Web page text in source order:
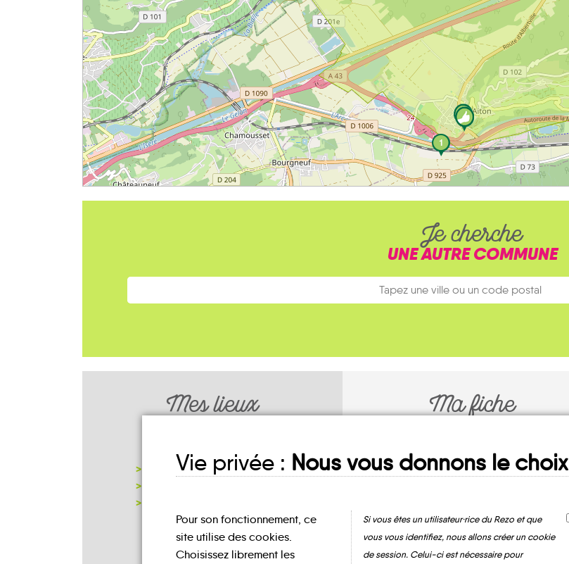
1
Je cherche
UNE AUTRE COMMUNE
Mes lieux
MAISON CANTONALE
Ma fiche
Vie privée : Nous vous donnons le choix
Pour son fonctionnement, ce
site utilise des cookies.
Choisissez librement les
Si vous êtes un utilisateur·rice du Rezo et que
vous vous identifiez, nous allons créer un cookie
de session. Celui-ci est nécessaire pour